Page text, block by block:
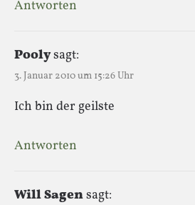
Antworten
Poolysagt:
3. Januar 2010 um 15:26 Uhr
Ich bin der geilste
Antworten
Will Sagensagt: